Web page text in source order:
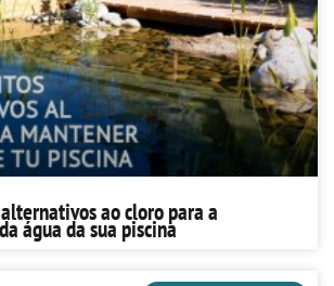
ao cloro para a
água da sua piscina